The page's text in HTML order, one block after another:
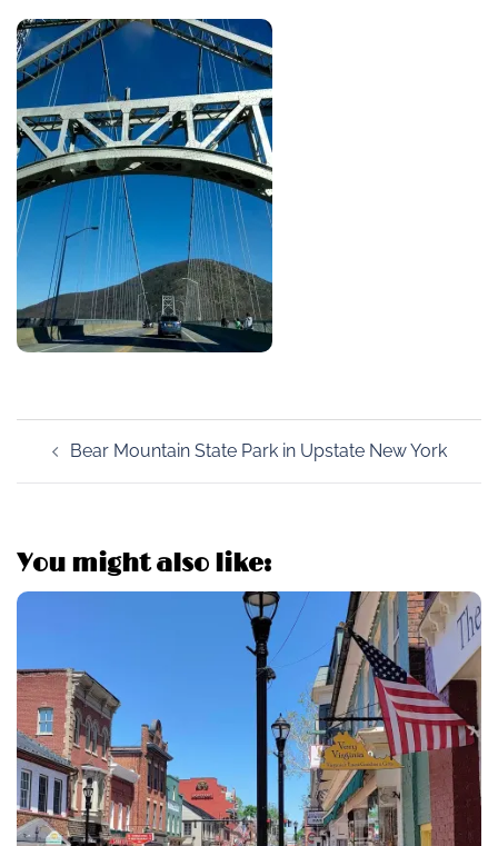
Post
navigation
Bear Mountain State Park in Upstate New York
You might also like: